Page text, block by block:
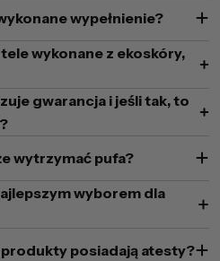
wypełnienie?
wykonane z ekoskóry,
gwarancja i jeśli tak, to
wytrzymać pufa?
wyborem dla
posiadają atesty?